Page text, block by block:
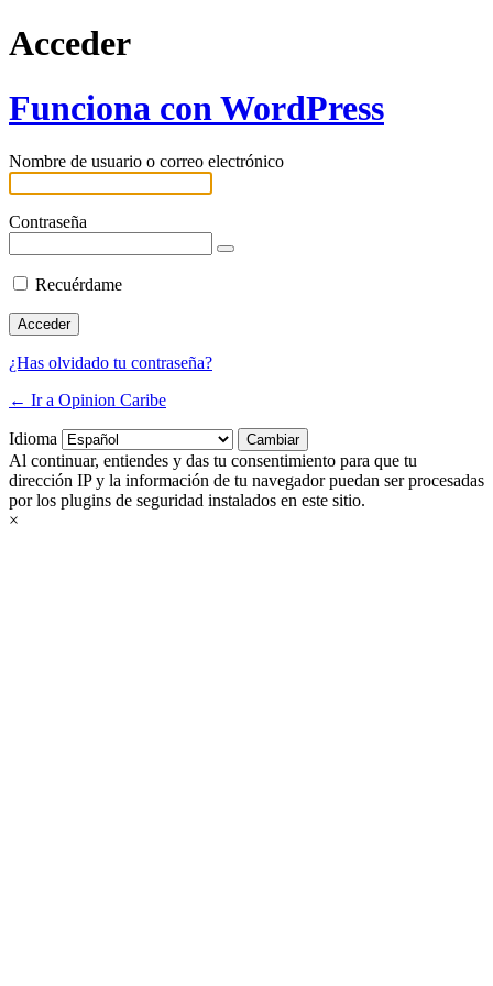
Acceder
Funciona con WordPress
Nombre de usuario o correo electrónico
Contraseña
Recuérdame
¿Has olvidado tu contraseña?
← Ir a Opinion Caribe
Idioma
Al continuar, entiendes y das tu consentimiento para que tu
dirección IP y la información de tu navegador puedan ser procesadas
por los plugins de seguridad instalados en este sitio.
×